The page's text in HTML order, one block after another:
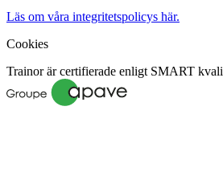
Läs om våra integritetspolicys här.
Cookies
Trainor är certifierade enligt SMART